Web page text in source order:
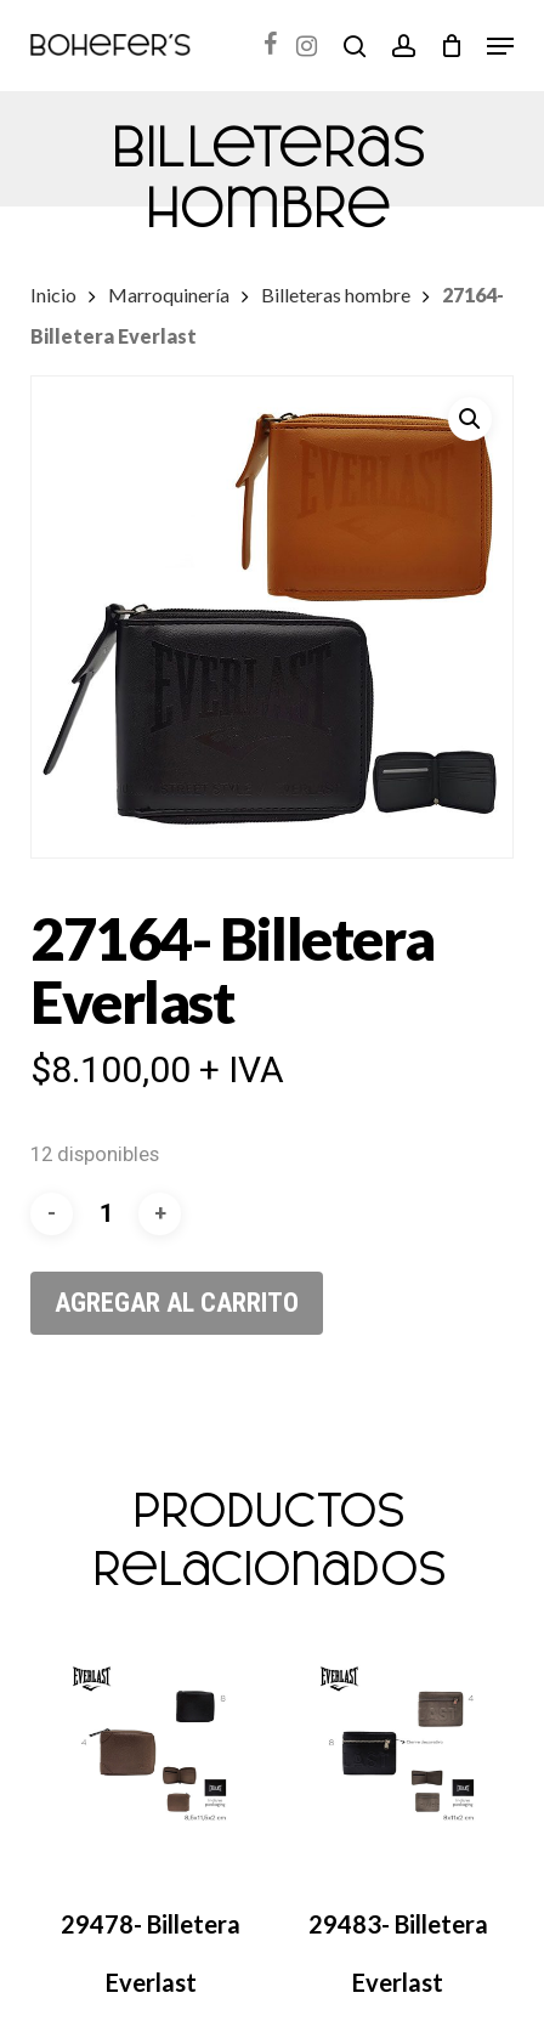
search accountMenu
Inicio Marroquinería Billeteras hombre
27164-
Billetera Everlast
Billeteras
hombre
27164- Billetera
Everlast
$8.100,00 + IVA
12 disponibles
AGREGAR AL CARRITO
Productos
relacionados
29478- Billetera
Everlast
29483- Billetera
Everlast